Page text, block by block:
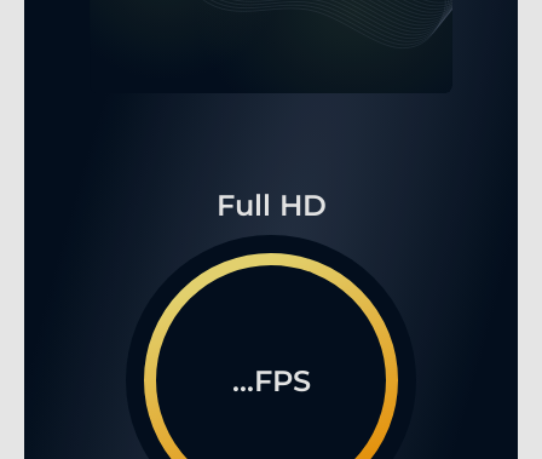
Full HD
...FPS